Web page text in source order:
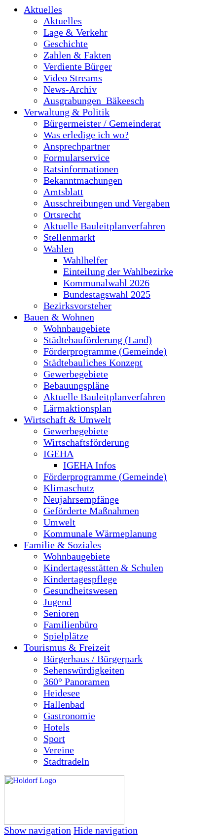
Aktuelles
Aktuelles
Lage & Verkehr
Geschichte
Zahlen & Fakten
Verdiente Bürger
Video Streams
News-Archiv
Ausgrabungen_Bäkeesch
Verwaltung & Politik
Bürgermeister / Gemeinderat
Was erledige ich wo?
Ansprechpartner
Formularservice
Ratsinformationen
Bekanntmachungen
Amtsblatt
Ausschreibungen und Vergaben
Ortsrecht
Aktuelle Bauleitplanverfahren
Stellenmarkt
Wahlen
Wahlhelfer
Einteilung der Wahlbezirke
Kommunalwahl 2026
Bundestagswahl 2025
Bezirksvorsteher
Bauen & Wohnen
Wohnbaugebiete
Städtebauförderung (Land)
Förderprogramme (Gemeinde)
Städtebauliches Konzept
Gewerbegebiete
Bebauungspläne
Aktuelle Bauleitplanverfahren
Lärmaktionsplan
Wirtschaft & Umwelt
Gewerbegebiete
Wirtschaftsförderung
IGEHA
IGEHA Infos
Förderprogramme (Gemeinde)
Klimaschutz
Neujahrsempfänge
Geförderte Maßnahmen
Umwelt
Kommunale Wärmeplanung
Familie & Soziales
Wohnbaugebiete
Kindertagesstätten & Schulen
Kindertagespflege
Gesundheitswesen
Jugend
Senioren
Familienbüro
Spielplätze
Tourismus & Freizeit
Bürgerhaus / Bürgerpark
Sehenswürdigkeiten
360° Panoramen
Heidesee
Hallenbad
Gastronomie
Hotels
Sport
Vereine
Stadtradeln
Show navigation Hide navigation